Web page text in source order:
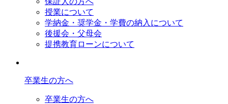
授業について
学納金・奨学金・学費の納入について
後援会・父母会
提携教育ローンについて
卒業生の方へ
卒業生の方へ